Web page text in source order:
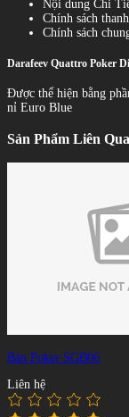
Nội dung Chi
Chính sách
Chính sách
Darafeev Quattro Poker
Được thể hiện bằng
nỉ Euro Blue
Sản Phẩm Liên
Bàn Poker SGB06
Liên hệ